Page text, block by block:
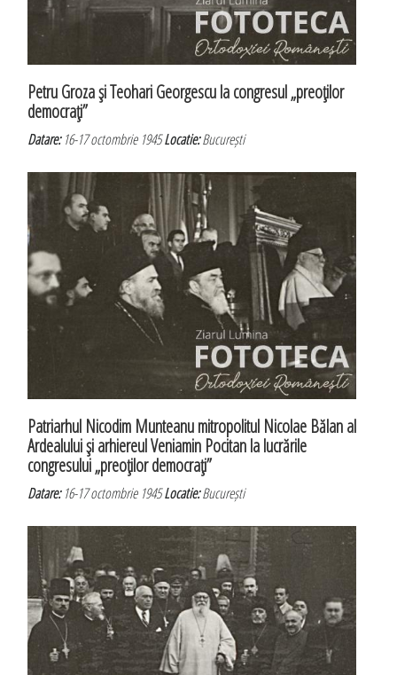
Petru Groza şi Teohari Georgescu la congresul „preoţilor
democraţi”
Datare:16-17 octombrie 1945Locatie:București
Patriarhul Nicodim Munteanu mitropolitul Nicolae Bălan al
Ardealului şi arhiereul Veniamin Pocitan la lucrările
congresului „preoţilor democraţi”
Datare:16-17 octombrie 1945Locatie:București